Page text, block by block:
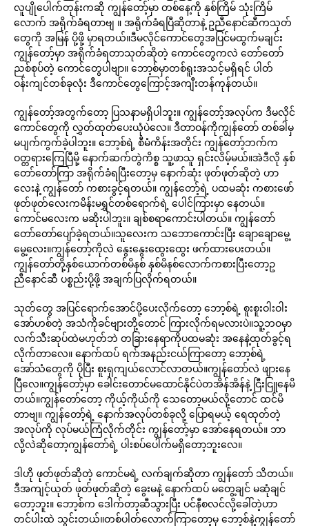
လူပျိုပေါက်တုန်းကဆို ကျွန်တော့်မှာ တစ်နေ့ကို နှစ်ကြိမ် သုံးကြိမ်
လောက် အရိုက်ခံရတာဗျ ။ အရိုက်ခံရပြီဆိုတာနဲ့ ဥညီနောင်ဆီကသုတ်
တွေကို အမြန် ပို့ဖို့ မှာရတယ်။ဒီမလိုင်ကောင်တွေအပြင်မထွက်မချင်း
ကျွန်တော့်မှာ အရိုက်ခံရတာသုတ်ဆိုတဲ့ ကောင်တွေကလဲ တော်တော်
ညစ်စုပ်တဲ့ ကောင်တွေပါဗျာ။ ဘော့စ်မှာတစ်ရူးအသင့်မရှိရင် ပါတ်
ဝန်းကျင်တစ်ခုလုံး ဒီကောင်တွေကြောင့်အကျီးတန်ကုန်တယ်။
ကျွန်တော့်အတွက်တော့ ပြသနာမရှိပါဘူး။ ကျွန်တော့်အလုပ်က ဒီမလိုင်
ကောင်တွေကို လွှတ်ထုတ်ပေးယုံပဲလေ။ ဒီတာဝန်ကိုကျွန်တော် တစ်ခါမှ
မပျက်ကွက်ခဲ့ပါဘူး။ ဘော့စ်ရဲ့ စီမံကိန်းအတိုင်း ကျွန်တော့်ဘက်က
ဝတ္တရားကြေပြီမို့ နောက်ဆက်တွဲကိစ္စ သူ့ဖာသူ ရှင်းလိမ့်မယ်။အဲဒီလို နှစ်
တော်တော်ကြာ အရိုက်ခံရပြီးတော့မှ နောက်ဆုံး ဖုတ်ဖုတ်ဆိုတဲ့ ဟာ
လေးနဲ့ ကျွန်တော် ကစားခွင့်ရတယ်။ ကျွန်တော့်ရဲ့ ပထမဆုံး ကစားဖော်
ဖုတ်ဖုတ်လေးကမိန်းမရွှင်တစ်ရောက်ရဲ့ ပေါင်ကြားမှာ နေတယ်။
ကောင်မလေးက မဆိုးပါဘူး။ ချစ်စရာကောင်းပါတယ်။ ကျွန်တော်
တော်တော်ပျော်ခဲ့ရတယ်။သူလေးက သဘောကောင်းပြီး ချောချောမွေ့
မွေ့လေး။ကျွန်တော့်ကိုလဲ နွေးနွေးထွေးထွေး ဖက်ထားပေးတယ်။
ကျွန်တော်တို့နှစ်ယောက်တစ်မိနစ် နှစ်မိနစ်လောက်ကစားပြီးတော့ဥ
ညီနောင်ဆီ ပစ္စည်းပို့ဖို့ အချက်ပြလိုက်ရတယ်။
သုတ်တွေ အပြင်ရောက်အောင်ပို့ပေးလိုက်တော့ ဘော့စ်ရဲ့ စူးစူးဝါးဝါး
အော်ဟစ်တဲ့ အသံကိုခင်ဗျားတို့တောင် ကြားလိုက်ရမလားပဲ။သူ့ဘဝမှာ
လက်သီးဆုပ်ထဲမဟုတ်ဘဲ တခြားနေရာကိုပထမဆုံး အနေနဲ့ထုတ်ခွင့်ရ
လိုက်တာလေ။ နောက်ထပ် ရက်အနည်းငယ်ကြာတော့ ဘော့စ်ရဲ့
အော်သံတွေကို ပိုပြီး စူးရှကျယ်လောင်လာတယ်။ကျွန်တော်လဲ ဖျားနေ
ပြီလေ။ကျွန်တော့်မှာ ခေါင်းတောင်မထောင်နိုင်ပဲတအိန်အိန်နဲ့ ငြီးငြူနေမိ
တယ်။ကျွန်တော်တော့ ကိုယ့်ကိုယ်ကို သေတော့မယ်လို့တောင် ထင်မိ
တာဗျ။ ကျွန်တော့်ရဲ့ နောက်အလုပ်တစ်ခုလို့ ပြောရမယ့် ရေထုတ်တဲ့
အလုပ်ကို လုပ်မယ်ကြံလိုက်တိုင်း ကျွန်တော့်မှာ အော်နေရတယ်။ ဘာ
လို့လဲဆိုတော့ကျွန်တော်ရဲ့ ပါးစပ်ပေါက်မရှိတော့ဘူးလေ။
ဒါဟို ဖုတ်ဖုတ်ဆိုတဲ့ ကောင်မရဲ့ လက်ချက်ဆိုတာ ကျွန်တော် သိတယ်။
ဒီအကျင့်ယုတ် ဖုတ်ဖုတ်ဆိုတဲ့ ခွေးမနဲ့ နောက်ထပ် မတွေ့ချင် မဆုံချင်
တော့ဘူး။ ဘော့စ်က ဒေါက်တာ့ဆီသွားပြီး ပင်နီစလင်လို့ခေါ်တဲ့ဟာ
တင်ပါးထဲ သွင်းတယ်။တစ်ပါတ်လောက်ကြာတော့မှ ဘော့စ်နဲ့ကျွန်တော်